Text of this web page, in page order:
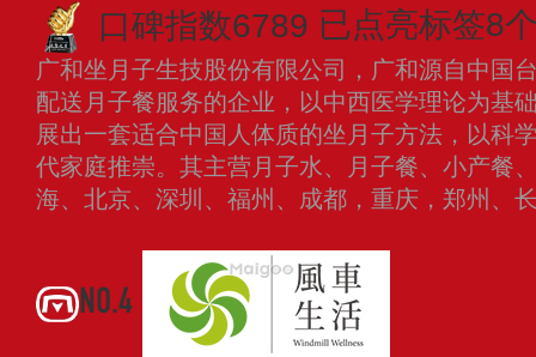
口碑指数6789 已点亮标签8
广和坐月子生技股份有限公司，广和源自中国
配送月子餐服务的企业，以中西医学理论为基
展出一套适合中国人体质的坐月子方法，以科
代家庭推崇。其主营月子水、月子餐、小产餐
海、北京、深圳、福州、成都，重庆，郑州、
NO.4